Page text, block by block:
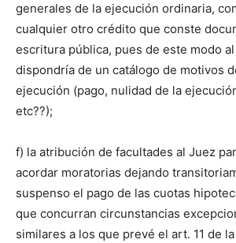
generales de la ejecución ordinaria,
cualquier otro crédito que conste
escritura pública, pues de este modo
dispondría de un catálogo de motivos
ejecución (pago, nulidad de la
etc??);
f) la atribución de facultades al Juez
acordar moratorias dejando
suspenso el pago de las cuotas
que concurran circunstancias
similares a los que prevé el art. 11 de